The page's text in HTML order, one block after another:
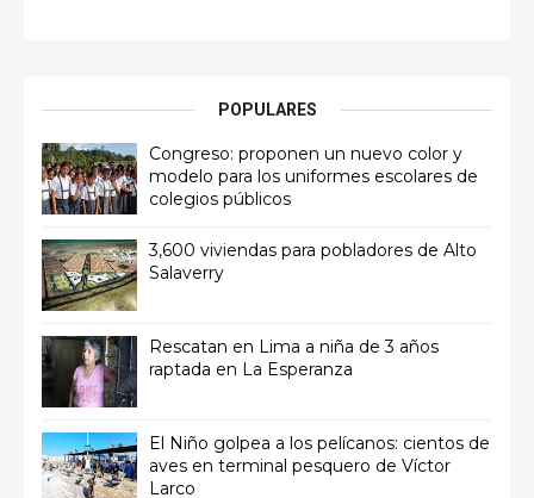
POPULARES
Congreso: proponen un nuevo color y
modelo para los uniformes escolares de
colegios públicos
3,600 viviendas para pobladores de Alto
Salaverry
Rescatan en Lima a niña de 3 años
raptada en La Esperanza
El Niño golpea a los pelícanos: cientos de
aves en terminal pesquero de Víctor
Larco